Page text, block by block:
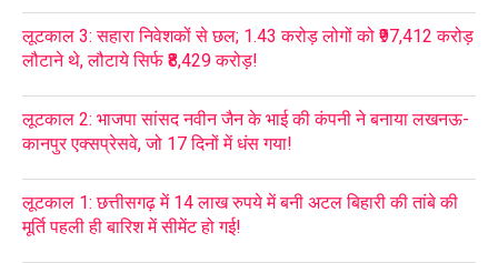
लूटकाल 3: सहारा निवेशकों से छल; 1.43 करोड़ लोगों को ₹97,412 करोड़
लौटाने थे, लौटाये सिर्फ ₹8,429 करोड़!
लूटकाल 2: भाजपा सांसद नवीन जैन के भाई की कंपनी ने बनाया लखनऊ-
कानपुर एक्सप्रेसवे, जो 17 दिनों में धंस गया!
लूटकाल 1: छत्तीसगढ़ में 14 लाख रुपये में बनी अटल बिहारी की तांबे की
मूर्ति पहली ही बारिश में सीमेंट हो गई!